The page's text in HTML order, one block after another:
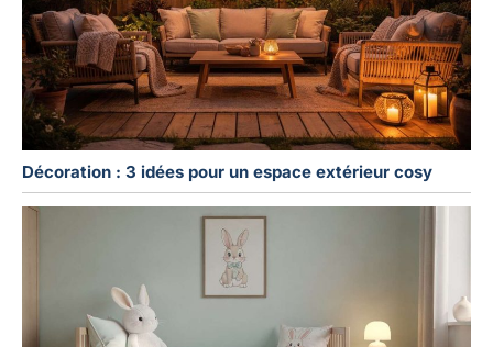
Décoration : 3 idées pour un espace extérieur cosy